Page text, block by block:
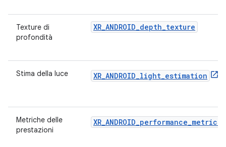
Texture di
profondità
XR_ANDROID_depth_texture
Stima della luce XR_ANDROID_light_estimation
Metriche delle
prestazioni
XR_ANDROID_performance_metrics